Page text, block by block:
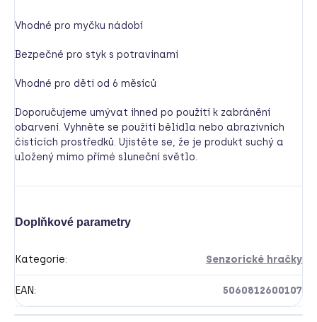
Vhodné pro myčku nádobí
Bezpečné pro styk s potravinami
Vhodné pro děti od 6 měsíců
Doporučujeme umývat ihned po použití k zabránění
obarvení. Vyhněte se použití bělidla nebo abrazivních
čistících prostředků. Ujistěte se, že je produkt suchý a
uložený mimo přímé sluneční světlo.
Doplňkové parametry
Kategorie: Senzorické hračky
EAN: 5060812600107